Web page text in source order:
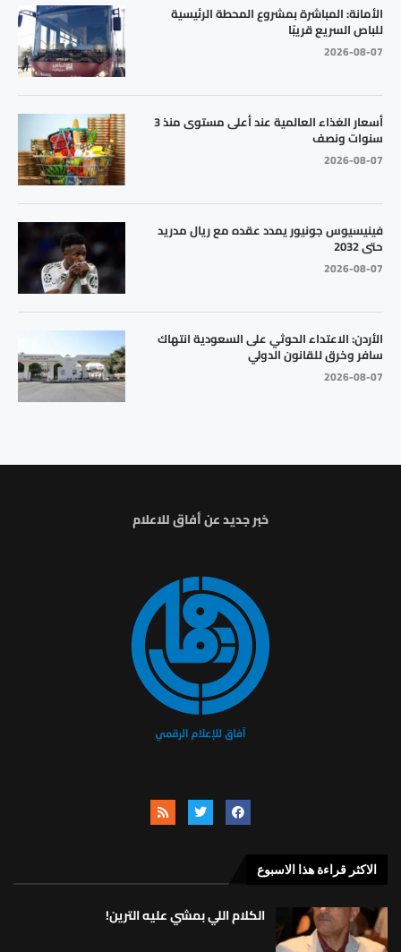
الأمانة: المباشرة بمشروع المحطة الرئيسية
للباص السريع قريبًا
2026-08-07
أسعار الغذاء العالمية عند أعلى مستوى منذ 3
سنوات ونصف
2026-08-07
فينيسيوس جونيور يمدد عقده مع ريال مدريد
حتى 2032
2026-08-07
الأردن: الاعتداء الحوثي على السعودية انتهاك
سافر وخرق للقانون الدولي
2026-08-07
خبر جديد عن أفاق للاعلام
الاكثر قراءة هذا الاسبوع
الكلام اللي بمشي عليه الترين!